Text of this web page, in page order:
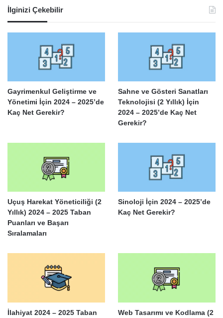
İlginizi Çekebilir
Gayrimenkul Geliştirme ve
Yönetimi İçin 2024 – 2025’de
Kaç Net Gerekir?
Sahne ve Gösteri Sanatları
Teknolojisi (2 Yıllık) İçin
2024 – 2025’de Kaç Net
Gerekir?
Uçuş Harekat Yöneticiliği (2
Yıllık) 2024 – 2025 Taban
Puanları ve Başarı
Sıralamaları
Sinoloji İçin 2024 – 2025’de
Kaç Net Gerekir?
İlahiyat 2024 – 2025 Taban
Web Tasarımı ve Kodlama (2